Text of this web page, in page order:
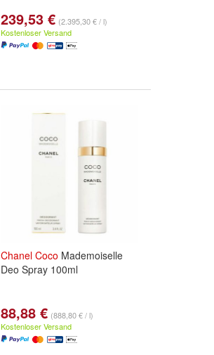
239,53 € (2.395,30 € / l)
Kostenloser Versand
Chanel Coco Mademoiselle
Deo Spray 100ml
88,88 € (888,80 € / l)
Kostenloser Versand